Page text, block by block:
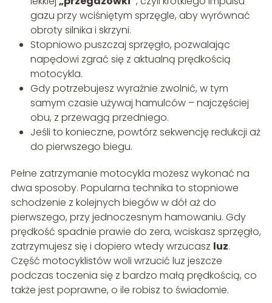
gazu przy wciśniętym sprzęgle, aby wyrównać
obroty silnika i skrzyni.
Stopniowo puszczaj sprzęgło, pozwalając
napędowi zgrać się z aktualną prędkością
motocykla.
Gdy potrzebujesz wyraźnie zwolnić, w tym
samym czasie używaj hamulców – najczęściej
obu, z przewagą przedniego.
Jeśli to konieczne, powtórz sekwencję redukcji aż
do pierwszego biegu.
Pełne zatrzymanie motocykla możesz wykonać na
dwa sposoby. Popularna technika to stopniowe
schodzenie z kolejnych biegów w dół aż do
pierwszego, przy jednoczesnym hamowaniu. Gdy
prędkość spadnie prawie do zera, wciskasz sprzęgło,
zatrzymujesz się i dopiero wtedy wrzucasz luz.
Część motocyklistów woli wrzucić luz jeszcze
podczas toczenia się z bardzo małą prędkością, co
także jest poprawne, o ile robisz to świadomie.